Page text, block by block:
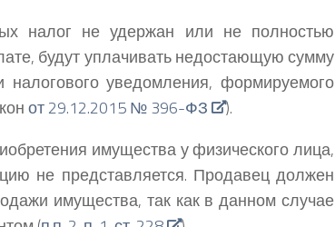
налог не удержан или не полностью
будут уплачивать недостающую сумму
уведомления, формируемого
от 29.12.2015 № 396-ФЗ
).
имущества у физического лица,
не представляется. Продавец должен
имущества, так как в данном случае